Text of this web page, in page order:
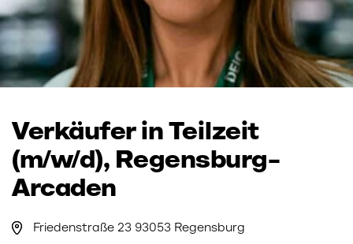
Verkäufer in Teilzeit
(m/w/d), Regensburg-
Arcaden
Friedenstraße 23 93053 Regensburg